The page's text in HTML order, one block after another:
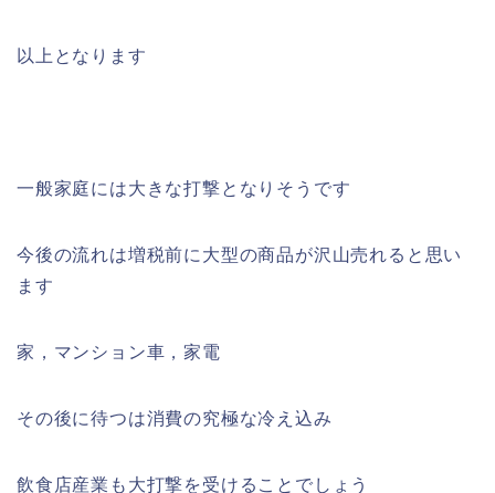
以上となります
一般家庭には大きな打撃となりそうです
今後の流れは増税前に大型の商品が沢山売れると思い
ます
家，マンション車，家電
その後に待つは消費の究極な冷え込み
飲食店産業も大打撃を受けることでしょう